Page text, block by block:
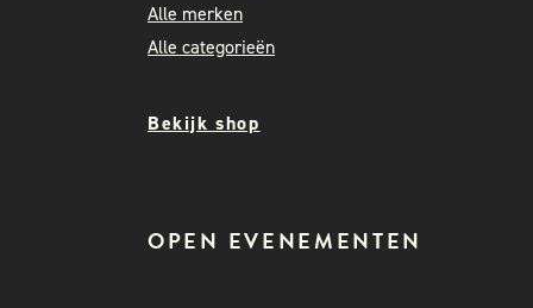
Alle merken
Alle categorieën
Bekijk shop
OPEN EVENEMENTEN